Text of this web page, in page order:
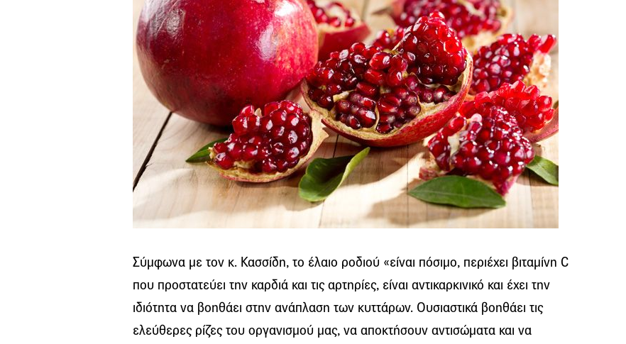
Σύμφωνα με τον κ. Κασσίδη, το έλαιο ροδιού «είναι πόσιμο, περιέχει βιταμίνη C
που προστατεύει την καρδιά και τις αρτηρίες, είναι αντικαρκινικό και έχει την
ιδιότητα να βοηθάει στην ανάπλαση των κυττάρων. Ουσιαστικά βοηθάει τις
ελεύθερες ρίζες του οργανισμού μας, να αποκτήσουν αντισώματα και να